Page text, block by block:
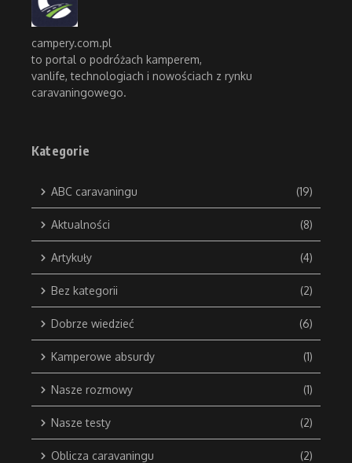
campery.com.pl
to portal o podróżach kamperem,
vanlife, technologiach i nowościach z rynku
caravaningowego.
Kategorie
ABC caravaningu (19)
Aktualności (8)
Artykuły (4)
Bez kategorii (2)
Dobrze wiedzieć (6)
Kamperowe absurdy (1)
Nasze rozmowy (1)
Nasze testy (2)
Oblicza caravaningu (2)